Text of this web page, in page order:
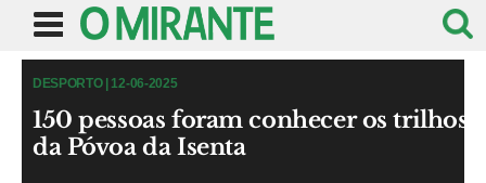
DESPORTO | 12-06-2025
150 pessoas foram conhecer os trilhos
da Póvoa da Isenta